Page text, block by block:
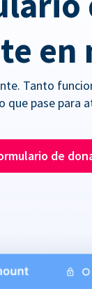
en
Tanto
que pase para
de